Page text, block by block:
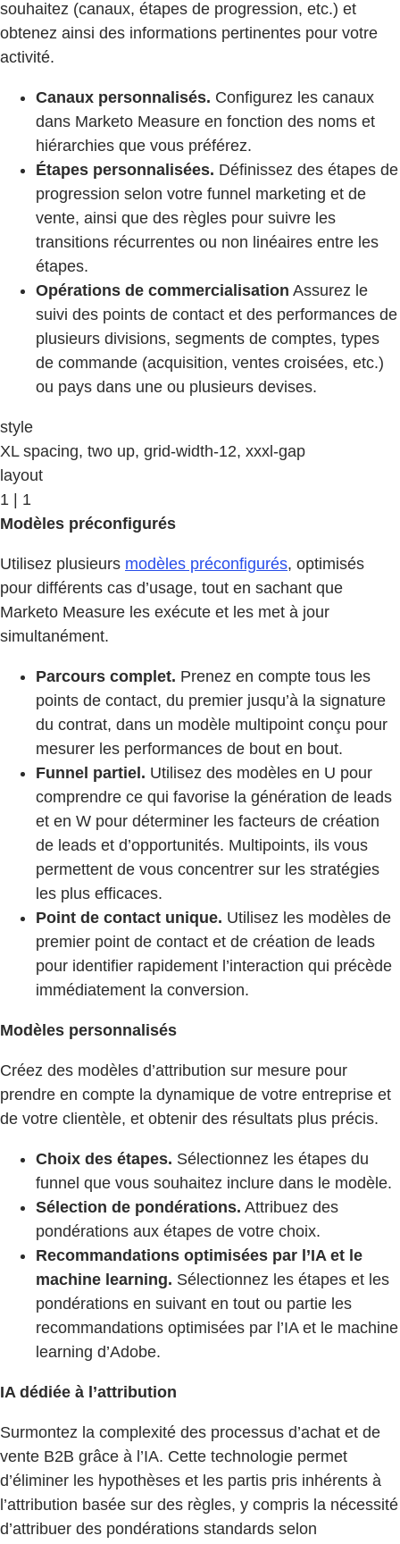
souhaitez (canaux, étapes de progression, etc.) et
obtenez ainsi des informations pertinentes pour votre
activité.
Canaux personnalisés. Configurez les canaux
dans Marketo Measure en fonction des noms et
hiérarchies que vous préférez.
Étapes personnalisées. Définissez des étapes de
progression selon votre funnel marketing et de
vente, ainsi que des règles pour suivre les
transitions récurrentes ou non linéaires entre les
étapes.
Opérations de commercialisation Assurez le
suivi des points de contact et des performances de
plusieurs divisions, segments de comptes, types
de commande (acquisition, ventes croisées, etc.)
ou pays dans une ou plusieurs devises.
style
XL spacing, two up, grid-width-12, xxxl-gap
layout
1 | 1
Modèles préconfigurés
Utilisez plusieurs modèles préconfigurés, optimisés
pour différents cas d’usage, tout en sachant que
Marketo Measure les exécute et les met à jour
simultanément.
Parcours complet. Prenez en compte tous les
points de contact, du premier jusqu’à la signature
du contrat, dans un modèle multipoint conçu pour
mesurer les performances de bout en bout.
Funnel partiel. Utilisez des modèles en U pour
comprendre ce qui favorise la génération de leads
et en W pour déterminer les facteurs de création
de leads et d’opportunités. Multipoints, ils vous
permettent de vous concentrer sur les stratégies
les plus efficaces.
Point de contact unique. Utilisez les modèles de
premier point de contact et de création de leads
pour identifier rapidement l’interaction qui précède
immédiatement la conversion.
Modèles personnalisés
Créez des modèles d’attribution sur mesure pour
prendre en compte la dynamique de votre entreprise et
de votre clientèle, et obtenir des résultats plus précis.
Choix des étapes. Sélectionnez les étapes du
funnel que vous souhaitez inclure dans le modèle.
Sélection de pondérations. Attribuez des
pondérations aux étapes de votre choix.
Recommandations optimisées par l’IA et le
machine learning. Sélectionnez les étapes et les
pondérations en suivant en tout ou partie les
recommandations optimisées par l’IA et le machine
learning d’Adobe.
IA dédiée à l’attribution
Surmontez la complexité des processus d’achat et de
vente B2B grâce à l’IA. Cette technologie permet
d’éliminer les hypothèses et les partis pris inhérents à
l’attribution basée sur des règles, y compris la nécessité
d’attribuer des pondérations standards selon